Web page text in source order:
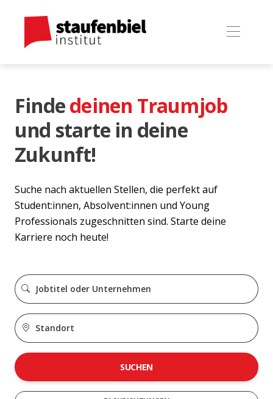
Findedeinen Traumjob
und starte in deine
Zukunft!
Suche nach aktuellen Stellen, die perfekt auf
Student:innen, Absolvent:innen und Young
Professionals zugeschnitten sind. Starte deine
Karriere noch heute!
SUCHEN